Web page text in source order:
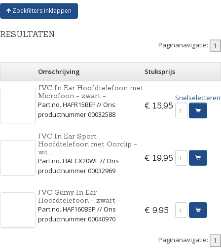
Zoekfilters inklappen
RESULTATEN
Paginanavigatie:
Omschrijving
Stuksprijs
JVC In Ear Hoofdtelefoon met
Microfoon - zwart -
Part no. HAFR15BEF // Ons
productnummer 00032588
€ 15,95
Snelselecteren
JVC In Ear Sport
Hoofdtelefoon met Oorclip -
wit ...
Part no. HAECX20WE // Ons
productnummer 00032969
€ 19,95
JVC Gumy In Ear
Hoofdtelefoon - zwart -
Part no. HAF160BEP // Ons
productnummer 00040970
€ 9,95
Paginanavigatie: